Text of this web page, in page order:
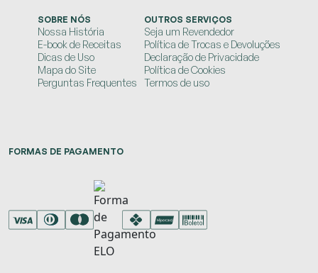
SOBRE NÓS
Nossa História
E-book de Receitas
Dicas de Uso
Mapa do Site
Perguntas Frequentes
OUTROS SERVIÇOS
Seja um Revendedor
Política de Trocas e Devoluções
Declaração de Privacidade
Política de Cookies
Termos de uso
FORMAS DE PAGAMENTO